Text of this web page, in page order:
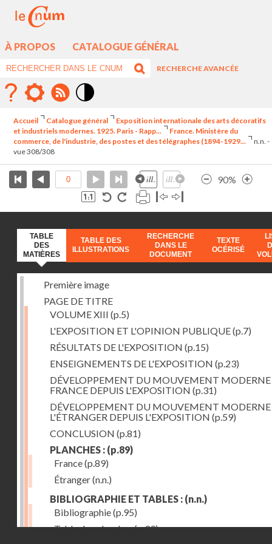
À PROPOS CATALOGUE GÉNÉRAL
RECHERCHE AVANCÉE
élévé
Accueil Catalogue général
Exposition internationale des arts décoratifs
et industriels modernes. 1925. Paris - Rapp...
France. Ministère du
commerce, de l'industrie, des postes et des télégraphes (1894-1929...
n.n. -
vue 308/308
90%
TABLE
DES
MATIÈRES
TABLE DES
ILLUSTRATIONS
RECHERCHE
DANS LE
DOCUMENT
TEXTE
OCÉRISÉ
Première image
PAGE DE TITRE
VOLUME XIII (p.5)
L'EXPOSITION ET L'OPINION PUBLIQUE(p.7)
RÉSULTATS DE L'EXPOSITION (p.15)
ENSEIGNEMENTS DE L'EXPOSITION (p.23)
DÉVELOPPEMENT DU MOUVEMENT
FRANCE DEPUIS L'EXPOSITION (p.31)
DÉVELOPPEMENT DU MOUVEMENT
L'ÉTRANGER DEPUIS L'EXPOSITION (p.59)
CONCLUSION (p.81)
PLANCHES : (p.89)
France(p.89)
Étranger(n.n.)
BIBLIOGRAPHIE ET TABLES : (n.n.)
Bibliographie(p.95)
Table des planches(p.99)